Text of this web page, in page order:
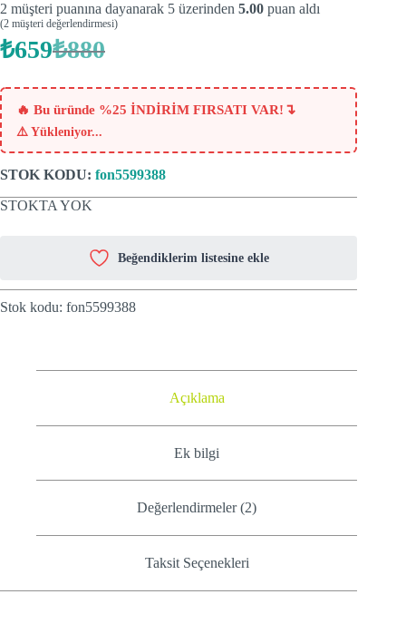
2 müşteri puanına dayanarak 5 üzerinden 5.00 puan aldı
(2 müşteri değerlendirmesi)
₺880
Orijinal
₺880.
₺659Şu
fiyat:
₺659.
🔥 Bu üründe %25 İNDİRİM FIRSATI VAR! ↴
⚠️ Yükleniyor...
STOK KODU: fon5599388
STOKTA YOK
Beğendiklerim listesine ekle
Stok kodu: fon5599388
Açıklama
Ek bilgi
Değerlendirmeler (2)
Taksit Seçenekleri